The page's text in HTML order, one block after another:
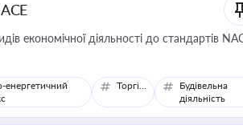
економічної діяльності до стандартів
енергетичний
Торгівля
Будівельна
діяльність